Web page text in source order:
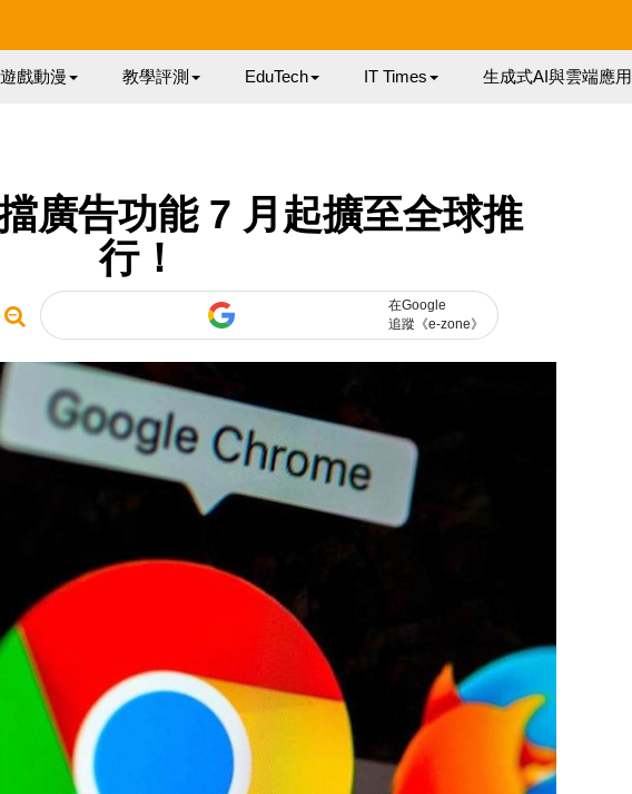
遊戲動漫 教學評測 EduTech IT Times 生成式AI與雲端應用
廣告功能 7 月起擴至全球推
行！
在Google
追蹤《e-zone》